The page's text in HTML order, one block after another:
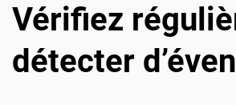
Vérifiez
détecter